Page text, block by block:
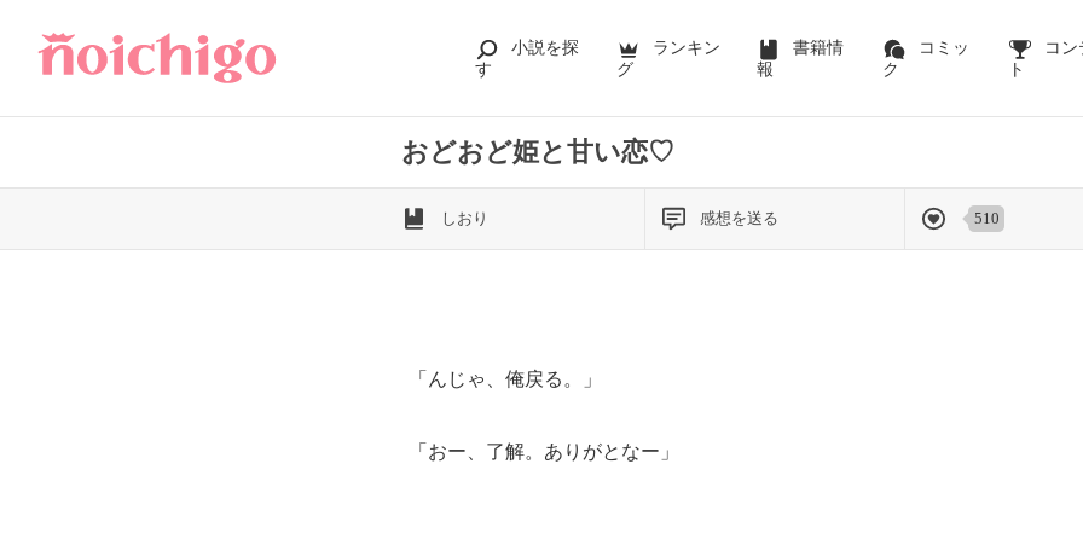
小説を探
す
ランキン
グ
書籍情
報
コミッ
ク
コン
ト
おどおど姫と甘い恋♡
しおり 感想を送る 510
前のページを表示する
「んじゃ、俺戻る。」
「おー、了解。ありがとなー」